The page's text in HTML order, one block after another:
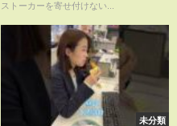
ストーカーを寄せ付けない...
未分類